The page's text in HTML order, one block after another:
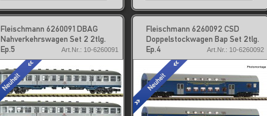
Fleischmann 6260091 DBAG
Nahverkehrswagen Set 2 2tlg.
Ep.5
Art.Nr.: 10-6260091
Fleischmann 6260092 CSD
Doppelstockwagen Bap Set 2tlg.
Ep.4
Art.Nr.: 10-6260092